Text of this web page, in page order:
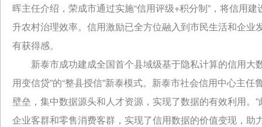
晖主任介绍，荣成市通过实施“信用评级+积分制”，将信用
升农村治理效率。信用激励已全方位融入到市民生活和企
有获得感。
新泰市成功建成全国首个县域级基于隐私计算的信用
用变信贷”的“整县授信”新泰模式。新泰市社会信用中心主
壁垒，集中数据源头和人才资源，实现了数据的有效利用
企业客群和零售消费客群，实现了信用数据的价值变现，